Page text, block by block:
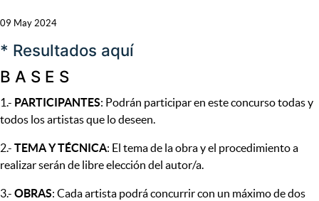
09 May 2024
* Resultados aquí
B A S E S
1.- PARTICIPANTES: Podrán participar en este concurso todas y
todos los artistas que lo deseen.
2.- TEMA Y TÉCNICA: El tema de la obra y el procedimiento a
realizar serán de libre elección del autor/a.
3.- OBRAS: Cada artista podrá concurrir con un máximo de dos